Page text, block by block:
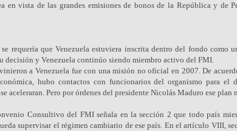
en vista de las grandes emisiones de bonos de la República y de
requería que Venezuela estuviera inscrita dentro del fondo como
decisión y Venezuela continúo siendo miembro activo del FMI.
a Venezuela fue con una misión no oficial en 2007. De
hubo contactos con funcionarios del organismo para el
aceleraran. Pero por órdenes del presidente Nicolás Maduro ese plan
Consultivo del FMI señala en la sección 2 que todo país
supervisar el régimen cambiario de ese país. En el artículo VIII,